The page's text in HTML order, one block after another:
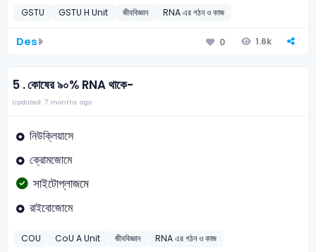
GSTU GSTU H Unit জীববিজ্ঞান RNA এর গঠন ও কাজ
Des 0 1.6k
5 .কোষের ৯০% RNA থাকে-
Updated: 7 months ago
নিউক্লিয়াসে
ক্রোমজোমে
সাইটোপ্লাজমে
রাইবোজোমে
COU CoU A Unit জীববিজ্ঞান RNA এর গঠন ও কাজ